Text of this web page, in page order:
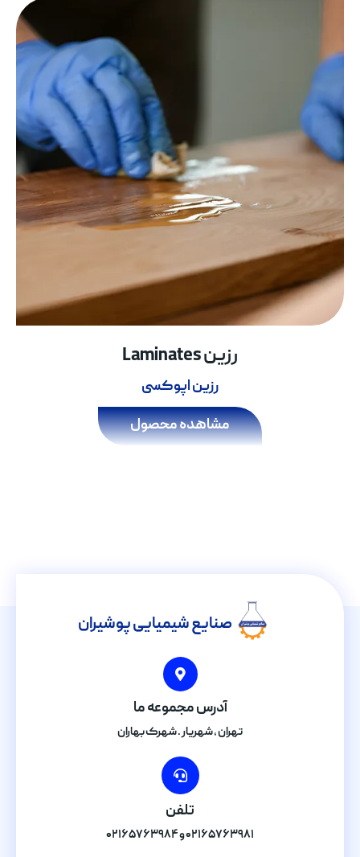
رزین Laminates
رزین اپوکسی
مشاهده محصول
صنایع شیمیایی پوشیران
آدرس مجموعه ما
تهران , شهریار . شهرک بهاران
تلفن
۰۲۱۶۵۷۶۳۹۸۱ و ۰۲۱۶۵۷۶۳۹۸۴